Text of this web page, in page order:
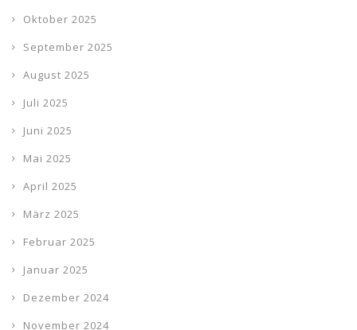
Oktober 2025
September 2025
August 2025
Juli 2025
Juni 2025
Mai 2025
April 2025
März 2025
Februar 2025
Januar 2025
Dezember 2024
November 2024